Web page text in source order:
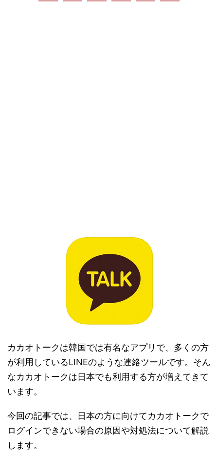
カカオトークは韓国では有名なアプリで、多くの方
が利用しているLINEのような連絡ツールです。そん
なカカオトークは日本でも利用する方が増えてきて
います。
今回の記事では、日本の方に向けてカカオトークで
ログインできない場合の原因や対処法について解説
します。